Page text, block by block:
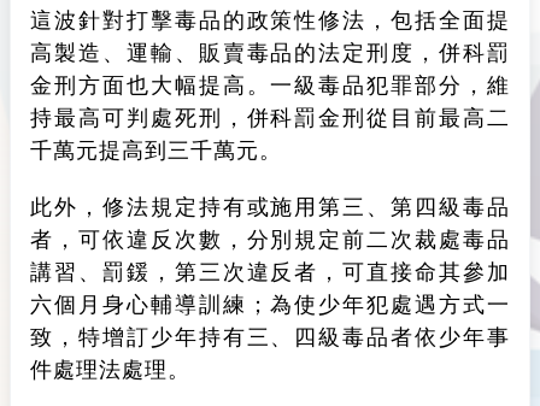
這波針對打擊毒品的政策性修法，包括全面提
高製造、運輸、販賣毒品的法定刑度，併科罰
金刑方面也大幅提高。一級毒品犯罪部分，維
持最高可判處死刑，併科罰金刑從目前最高二
千萬元提高到三千萬元。
此外，修法規定持有或施用第三、第四級毒品
者，可依違反次數，分別規定前二次裁處毒品
講習、罰鍰，第三次違反者，可直接命其參加
六個月身心輔導訓練；為使少年犯處遇方式一
致，特增訂少年持有三、四級毒品者依少年事
件處理法處理。